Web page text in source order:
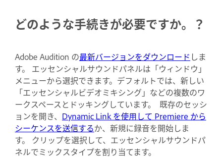
どのような手続きが必要ですか。？
Adobe Audition の最新バージョンをダウンロード しま
す。 エッセンシャルサウンドパネルは「ウィンドウ」
メニューから選択できます。デフォルトでは、新しい
「エッセンシャルビデオミキシング」などの複数のワ
ークスペースとドッキングしています。 既存のセッシ
ョンを開き、 Dynamic Link を使用して Premiere から
シーケンスを送信するか、新規に録音を開始しま
す。 クリップを選択して、エッセンシャルサウンドパ
ネルでミックスタイプを割り当てます。